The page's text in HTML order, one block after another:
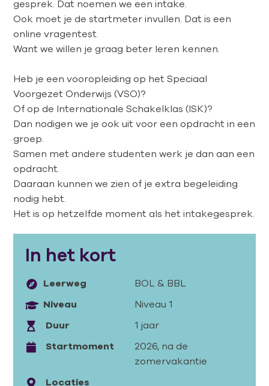
gesprek . Dat noemen we eenintake
Ook moet jedestartmeter invullen. Dat is een
online vragentest.
Want we willen je graag beter leren kennen.
Heb je een vooropleidingop het Speciaal
Voorgezet Onderwijs (VSO)?
Of opde Internationale Schakelklas (ISK)?
Dan nodigen we je ook uit voor eenopdracht in een
groep.
Samen met andere studenten werk je dan aan een
opdracht.
Daaraan kunnen we zien of je extra begeleiding
nodig hebt.
Hetis op hetzelfde moment als hetintakegesprek
In het kort
Leerweg BOL & BBL
Niveau
Niveau 1
Duur
1 jaar
Startmoment
2026, na de
zomervakantie
Locaties